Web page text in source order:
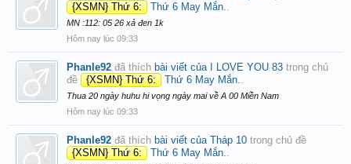
{XSMN} Thứ 6:
Thứ 6 May Mắn..
MN :112: 05 26 xả đen 1k
Hôm nay lúc 09:33
Phanle92 đã thích bài viết của I LOVE YOU 83 trong chủ
đề
{XSMN} Thứ 6: Thứ 6 May Mắn..
Thua 20 ngày huhu hi vọng ngày mai về A 00 Miền Nam
Hôm nay lúc 09:33
Phanle92 đã thích bài viết của Tháp 10 trong chủ đề
{XSMN} Thứ 6:
Thứ 6 May Mắn..